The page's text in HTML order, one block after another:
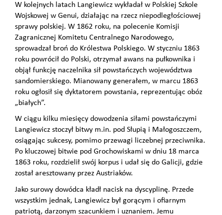
W kolejnych latach Langiewicz wykładał w Polskiej Szkole
Wojskowej w Genui, działając na rzecz niepodległościowej
sprawy polskiej. W 1862 roku, na polecenie Komisji
Zagranicznej Komitetu Centralnego Narodowego,
sprowadzał broń do Królestwa Polskiego. W styczniu 1863
roku powrócił do Polski, otrzymał awans na pułkownika i
objął funkcję naczelnika sił powstańczych województwa
sandomierskiego. Mianowany generałem, w marcu 1863
roku ogłosił się dyktatorem powstania, reprezentując obóz
„białych”.
W ciągu kilku miesięcy dowodzenia siłami powstańczymi
Langiewicz stoczył bitwy m.in. pod Słupią i Małogoszczem,
osiągając sukcesy, pomimo przewagi liczebnej przeciwnika.
Po kluczowej bitwie pod Grochowiskami w dniu 18 marca
1863 roku, rozdzielił swój korpus i udał się do Galicji, gdzie
został aresztowany przez Austriaków.
Jako surowy dowódca kładł nacisk na dyscyplinę. Przede
wszystkim jednak, Langiewicz był gorącym i ofiarnym
patriotą, darzonym szacunkiem i uznaniem. Jemu